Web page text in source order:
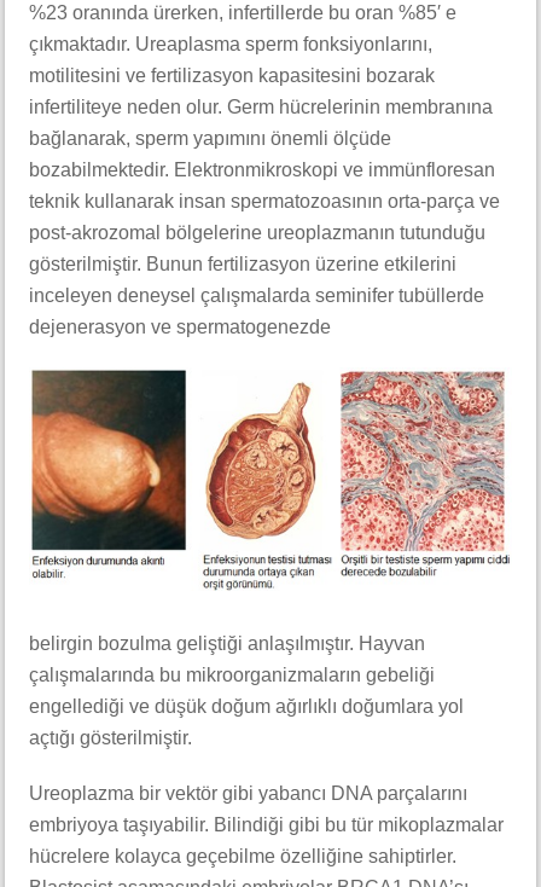
%23 oranında ürerken, infertillerde bu oran %85′ e
çıkmaktadır. Ureaplasma sperm fonksiyonlarını,
motilitesini ve fertilizasyon kapasitesini bozarak
infertiliteye neden olur. Germ hücrelerinin membranına
bağlanarak, sperm yapımını önemli ölçüde
bozabilmektedir. Elektronmikroskopi ve immünfloresan
teknik kullanarak insan spermatozoasının orta-parça ve
post-akrozomal bölgelerine ureoplazmanın tutunduğu
gösterilmiştir. Bunun fertilizasyon üzerine etkilerini
inceleyen deneysel çalışmalarda seminifer tubüllerde
dejenerasyon ve spermatogenezde
belirgin bozulma geliştiği anlaşılmıştır. Hayvan
çalışmalarında bu mikroorganizmaların gebeliği
engellediği ve düşük doğum ağırlıklı doğumlara yol
açtığı gösterilmiştir.
Ureoplazma bir vektör gibi yabancı DNA parçalarını
embriyoya taşıyabilir. Bilindiği gibi bu tür mikoplazmalar
hücrelere kolayca geçebilme özelliğine sahiptirler.